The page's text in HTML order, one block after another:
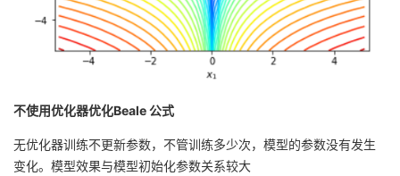
不使用优化器优化Beale 公式
无优化器训练不更新参数，不管训练多少次，模型的参数没有发生
变化。模型效果与模型初始化参数关系较大